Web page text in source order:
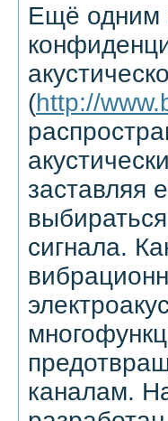
Ещё одним
(http://
заставляя
сигнала.
каналам.